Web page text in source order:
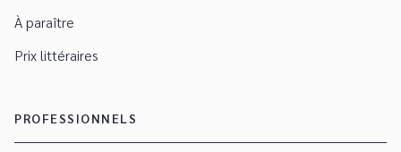
À paraître
Prix littéraires
PROFESSIONNELS